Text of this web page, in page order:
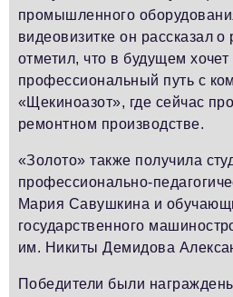
промышленного
видеовизитке он рассказал
отметил, что в будущем хочет
профессиональный путь с
«Щекиноазот», где сейчас
ремонтном производстве.
«Золото» также получила
профессионально-
Мария Савушкина и
государственного
им. Никиты Демидова
Победители были